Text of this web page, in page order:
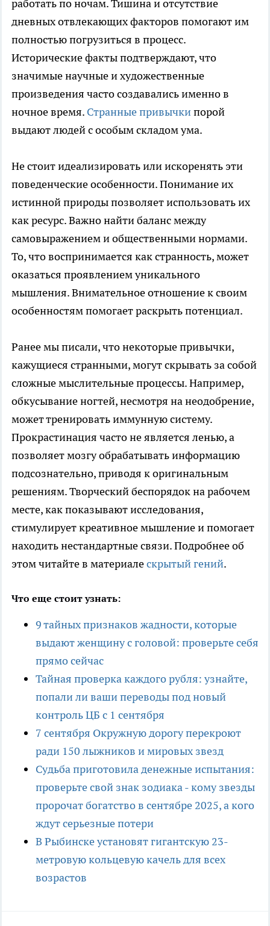
работать по ночам. Тишина и отсутствие
дневных отвлекающих факторов помогают им
полностью погрузиться в процесс.
Исторические факты подтверждают, что
значимые научные и художественные
произведения часто создавались именно в
ночное время. Странные привычкипорой
выдают людей с особым складом ума.
Не стоит идеализировать или искоренять эти
поведенческие особенности. Понимание их
истинной природы позволяет использовать их
как ресурс. Важно найти баланс между
самовыражением и общественными нормами.
То, что воспринимается как странность, может
оказаться проявлением уникального
мышления. Внимательное отношение к своим
особенностям помогает раскрыть потенциал.
Ранее мы писали, что некоторые привычки,
кажущиеся странными, могут скрывать за собой
сложные мыслительные процессы. Например,
обкусывание ногтей, несмотря на неодобрение,
может тренировать иммунную систему.
Прокрастинация часто не является ленью, а
позволяет мозгу обрабатывать информацию
подсознательно, приводя к оригинальным
решениям. Творческий беспорядок на рабочем
месте, как показывают исследования,
стимулирует креативное мышление и помогает
находить нестандартные связи. Подробнее об
этом читайте в материалескрытый гений.
Что еще стоит узнать:
9 тайных признаков жадности, которые
выдают женщину с головой: проверьте себя
прямо сейчас
Тайная проверка каждого рубля: узнайте,
попали ли ваши переводы под новый
контроль ЦБ с 1 сентября
7 сентября Окружную дорогу перекроют
ради 150 лыжников и мировых звезд
Судьба приготовила денежные испытания:
проверьте свой знак зодиака - кому звезды
пророчат богатство в сентябре 2025, а кого
ждут серьезные потери
В Рыбинске установят гигантскую 23-
метровую кольцевую качель для всех
возрастов